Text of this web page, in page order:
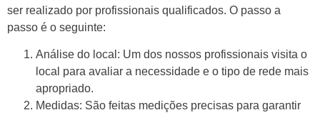
ser realizado por profissionais qualificados. O passo a
passo é o seguinte:
Análise do local: Um dos nossos profissionais visita o
local para avaliar a necessidade e o tipo de rede mais
apropriado.
Medidas: São feitas medições precisas para garantir